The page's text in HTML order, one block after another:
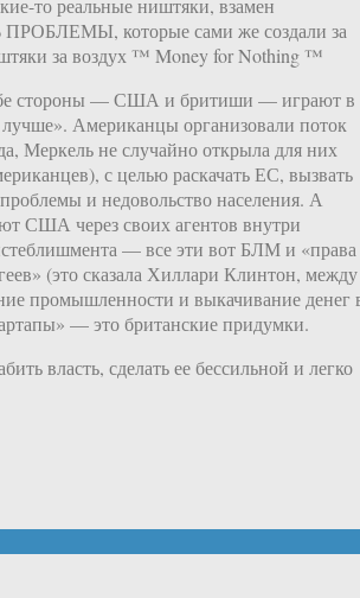
то реальные ништяки, взамен
которые сами же создали за
за воздух ™ Money for Nothing ™
стороны — США и бритиши — играют в
Американцы организовали поток
Меркель не случайно открыла для них
с целью раскачать ЕС, вызвать
и недовольство населения. А
США через своих агентов внутри
— все эти вот БЛМ и «права
(это сказала Хиллари Клинтон, между
промышленности и выкачивание денег
— это британские придумки.
власть, сделать ее бессильной и легко